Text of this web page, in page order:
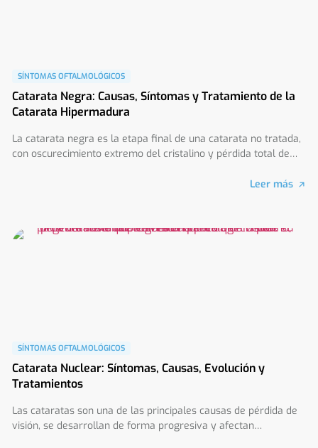
SÍNTOMAS OFTALMOLÓGICOS
Catarata Negra: Causas, Síntomas y Tratamiento de la
Catarata Hipermadura
La catarata negra es la etapa final de una catarata no tratada,
con oscurecimiento extremo del cristalino y pérdida total de
Leer más
SÍNTOMAS OFTALMOLÓGICOS
Catarata Nuclear: Síntomas, Causas, Evolución y
Tratamientos
Las cataratas son una de las principales causas de pérdida de
visión, se desarrollan de forma progresiva y afectan